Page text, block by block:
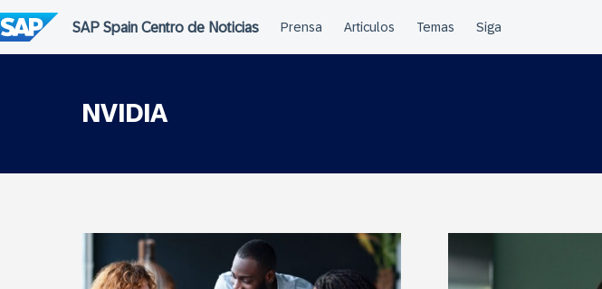
al
contenido
NVIDIA